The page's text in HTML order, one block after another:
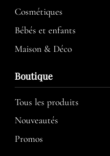
Cosmétiques
Bébés et enfants
Maison & Déco
Boutique
Tous les produits
Nouveautés
Promos